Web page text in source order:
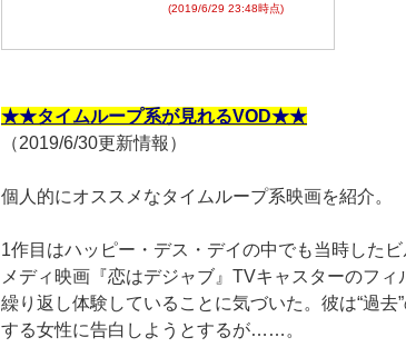
(2019/6/29 23:48時点)
★★タイムループ系が見れるVOD★★
（2019/6/30更新情報）
個人的にオススメなタイムループ系映画を紹介。
1作目はハッピー・デス・デイの中でも当時した
メディ映画『恋はデジャブ』TVキャスターのフィ
繰り返し体験していることに気づいた。彼は“過去
する女性に告白しようとするが……。